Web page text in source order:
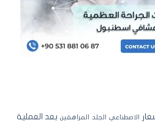
الاصطناعي الجلد المراهقين بعد العملية